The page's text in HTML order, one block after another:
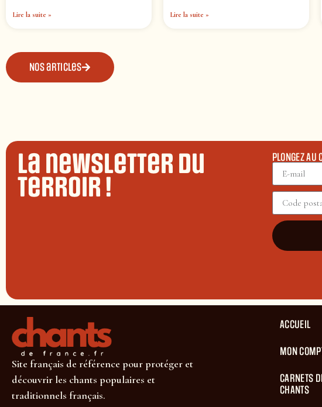
Lire la suite » Lire la suite »
Nos articles
La newsletter du
terroir !
PLONGEZ
Site français de référence pour protéger et
découvrir les chants populaires et
traditionnels français.
ACCUEIL
MON
CARNETS
CHANTS